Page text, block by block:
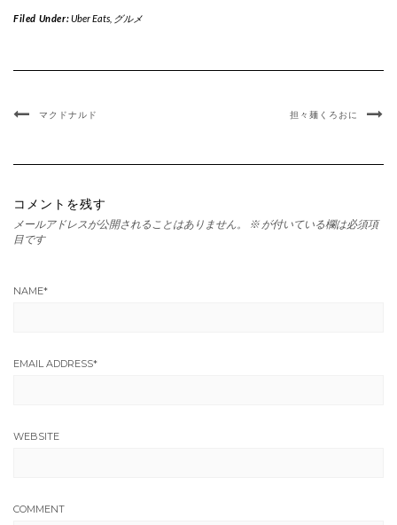
Filed Under:Uber Eats, グルメ
マクドナルド 担々麺くろおに
コメントを残す
メールアドレスが公開されることはありません。 ※ が付いている欄は必須項
目です
NAME*
EMAIL ADDRESS*
WEBSITE
COMMENT